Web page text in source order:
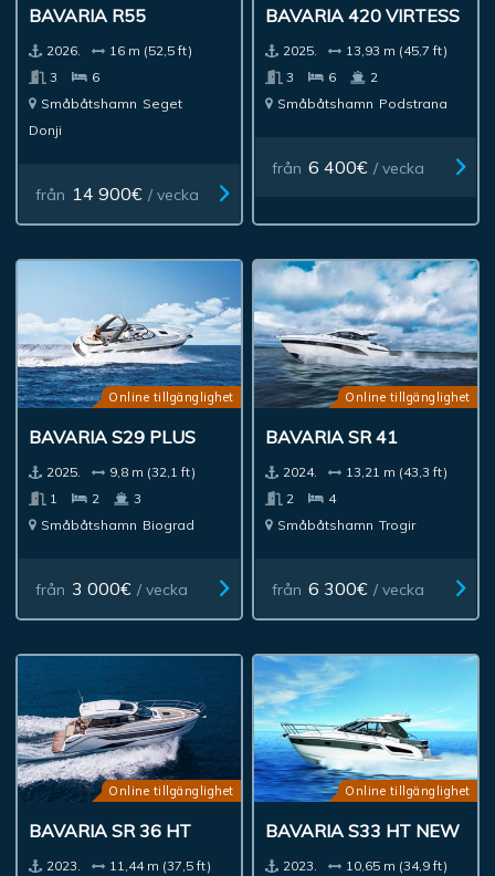
BAVARIA R55
2026.
16 m (52,5 ft)
3
6
Småbåtshamn Seget
Donji
från 14 900€ / vecka
BAVARIA 420 VIRTESS
2025.
13,93 m (45,7 ft)
3
6
2
Småbåtshamn Podstrana
från 6 400€ / vecka
Online tillgänglighet
BAVARIA S29 PLUS
2025.
9,8 m (32,1 ft)
1
2
3
Småbåtshamn Biograd
från 3 000€ / vecka
Online tillgänglighet
BAVARIA SR 41
2024.
13,21 m (43,3 ft)
2
4
Småbåtshamn Trogir
från 6 300€ / vecka
Online tillgänglighet
BAVARIA SR 36 HT
2023.
11,44 m (37,5 ft)
Online tillgänglighet
BAVARIA S33 HT NEW
2023.
10,65 m (34,9 ft)